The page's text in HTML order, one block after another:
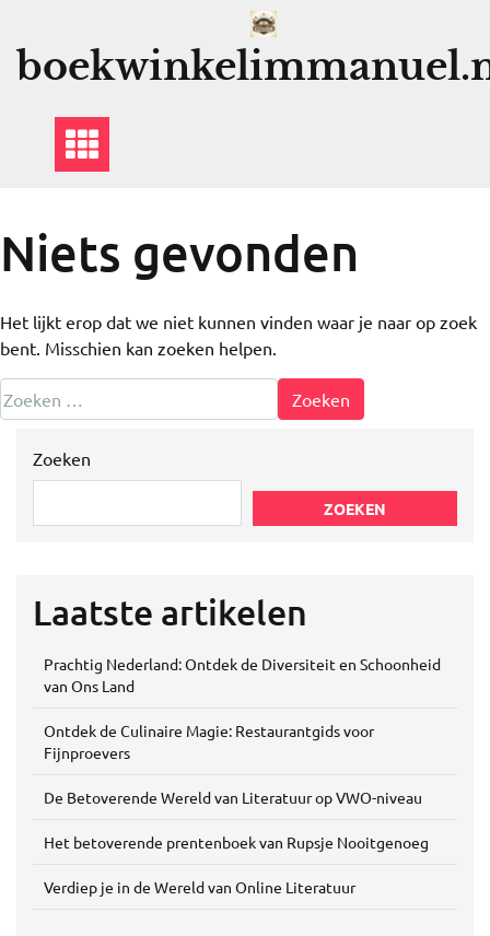
Niets gevonden
Het lijkt erop dat we niet kunnen vinden waar je naar op zoek
bent. Misschien kan zoeken helpen.
Zoeken
ZOEKEN
Laatste artikelen
Prachtig Nederland: Ontdek de Diversiteit en Schoonheid
van Ons Land
Ontdek de Culinaire Magie: Restaurantgids voor
Fijnproevers
De Betoverende Wereld van Literatuur op VWO-niveau
Het betoverende prentenboek van Rupsje Nooitgenoeg
Verdiep je in de Wereld van Online Literatuur